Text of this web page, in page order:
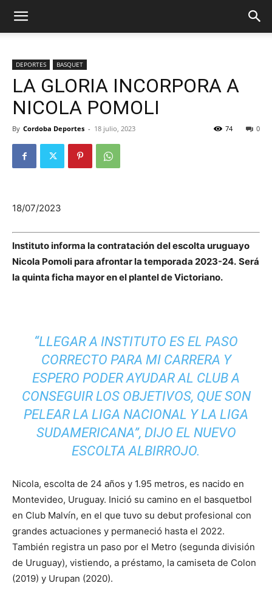
DEPORTES BASQUET
LA GLORIA INCORPORA A
NICOLA POMOLI
By Cordoba Deportes - 18 julio, 2023 0
74
18/07/2023
Instituto informa la contratación del escolta uruguayo
Nicola Pomoli para afrontar la temporada 2023-24. Será
la quinta ficha mayor en el plantel de Victoriano.
“LLEGAR A INSTITUTO ES EL PASO
CORRECTO PARA MI CARRERA Y
ESPERO PODER AYUDAR AL CLUB A
CONSEGUIR LOS OBJETIVOS, QUE SON
PELEAR LA LIGA NACIONAL Y LA LIGA
SUDAMERICANA”, DIJO EL NUEVO
ESCOLTA ALBIRROJO.
Nicola, escolta de 24 años y 1.95 metros, es nacido en
Montevideo, Uruguay. Inició su camino en el basquetbol
en Club Malvín, en el que tuvo su debut profesional con
grandes actuaciones y permaneció hasta el 2022.
También registra un paso por el Metro (segunda división
de Uruguay), vistiendo, a préstamo, la camiseta de Colon
(2019) y Urupan (2020).